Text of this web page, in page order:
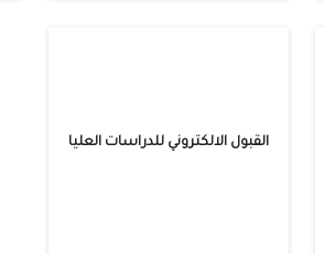
القبول الالكتروني للدراسات العليا